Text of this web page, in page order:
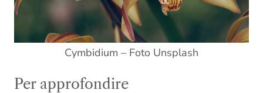
Cymbidium – Foto Unsplash
Per approfondire